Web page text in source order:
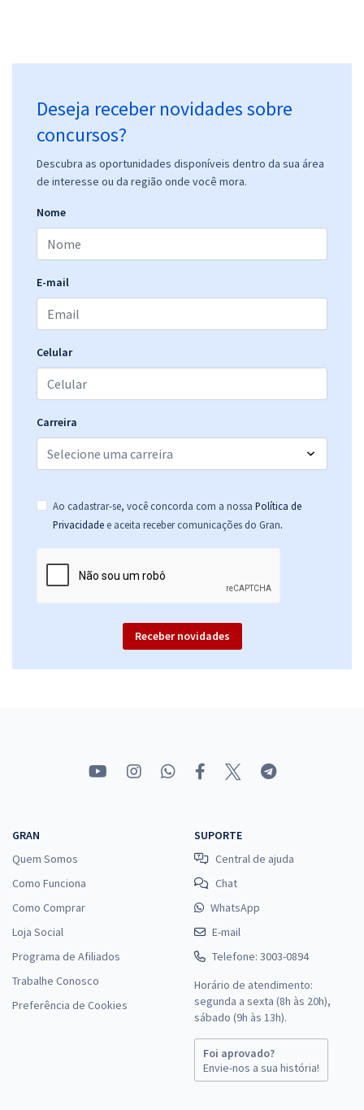
Deseja receber novidades sobre
concursos?
Descubra as oportunidades disponíveis dentro da sua área
de interesse ou da região onde você mora.
Nome
E-mail
Celular
Carreira
Ao cadastrar-se, você concorda com a nossa Política de
Privacidade e aceita receber comunicações do Gran.
Receber novidades
GRAN
Quem Somos
Como Funciona
Como Comprar
Loja Social
Programa de Afiliados
Trabalhe Conosco
Preferência de Cookies
SUPORTE
Central de ajuda
Chat
WhatsApp
E-mail
Telefone: 3003-0894
Horário de atendimento:
segunda a sexta (8h às 20h),
sábado (9h às 13h).
Foi aprovado?
Envie-nos a sua história!